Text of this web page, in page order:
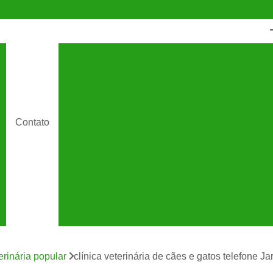
Contato
Clínica Veterinária Especializada em Cães
popular clínica veterinária de cães e gatos telefone